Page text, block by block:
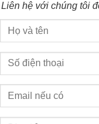
Liên hệ với chúng tôi